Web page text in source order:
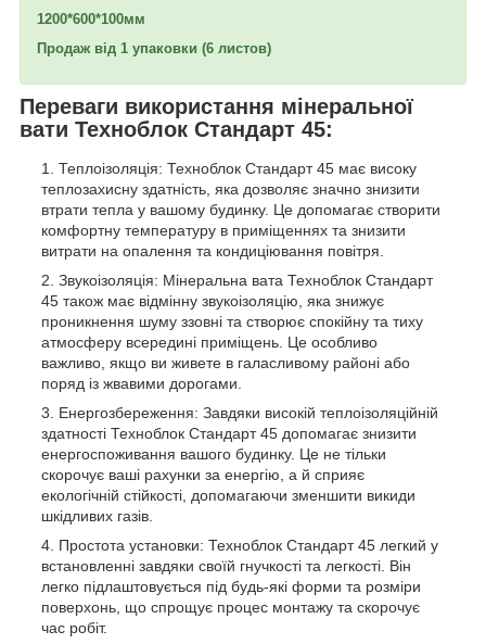
1200*600*100мм
Продаж від 1 упаковки (6 листов)
Переваги використання мінеральної
вати Техноблок Стандарт 45:
Теплоізоляція: Техноблок Стандарт 45 має високу
теплозахисну здатність, яка дозволяє значно знизити
втрати тепла у вашому будинку. Це допомагає створити
комфортну температуру в приміщеннях та знизити
витрати на опалення та кондиціювання повітря.
Звукоізоляція: Мінеральна вата Техноблок Стандарт
45 також має відмінну звукоізоляцію, яка знижує
проникнення шуму ззовні та створює спокійну та тиху
атмосферу всередині приміщень. Це особливо
важливо, якщо ви живете в галасливому районі або
поряд із жвавими дорогами.
Енергозбереження: Завдяки високій теплоізоляційній
здатності Техноблок Стандарт 45 допомагає знизити
енергоспоживання вашого будинку. Це не тільки
скорочує ваші рахунки за енергію, а й сприяє
екологічній стійкості, допомагаючи зменшити викиди
шкідливих газів.
Простота установки: Техноблок Стандарт 45 легкий у
встановленні завдяки своїй гнучкості та легкості. Він
легко підлаштовується під будь-які форми та розміри
поверхонь, що спрощує процес монтажу та скорочує
час робіт.